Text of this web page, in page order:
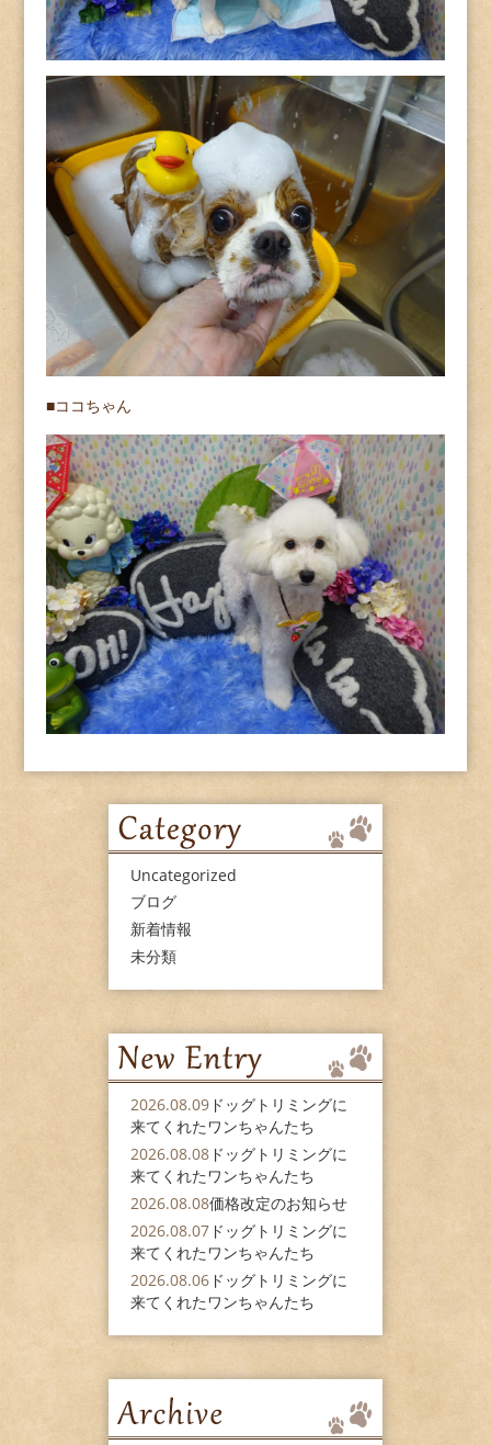
■ココちゃん
Uncategorized
ブログ
新着情報
未分類
2026.08.09 ドッグトリミングに
来てくれたワンちゃんたち
2026.08.08 ドッグトリミングに
来てくれたワンちゃんたち
2026.08.08価格改定のお知らせ
2026.08.07 ドッグトリミングに
来てくれたワンちゃんたち
2026.08.06 ドッグトリミングに
来てくれたワンちゃんたち